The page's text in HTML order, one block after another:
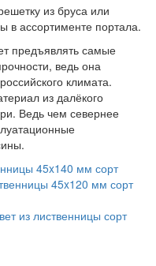
из бруса или
в ассортименте портала.
предъявлять самые
ведь она
климата.
из далёкого
Ведь чем севернее
45x140 мм сорт
45x120 мм сорт
из лиственницы сорт